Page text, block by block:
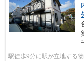
駅徒歩9分に駅が立地する